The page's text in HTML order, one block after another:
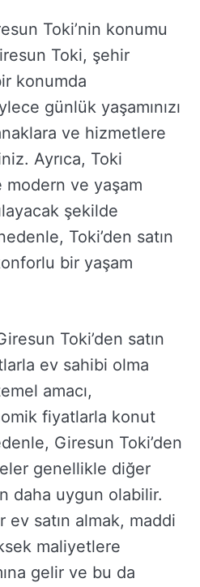
Toki’nin konumu
Toki, şehir
konumda
günlük yaşamınızı
ve hizmetlere
Ayrıca, Toki
ve yaşam
şekilde
Toki’den satın
bir yaşam
Toki’den satın
ev sahibi olma
amacı,
fiyatlarla konut
Giresun Toki’den
genellikle diğer
daha uygun olabilir.
satın almak, maddi
maliyetlere
gelir ve bu da